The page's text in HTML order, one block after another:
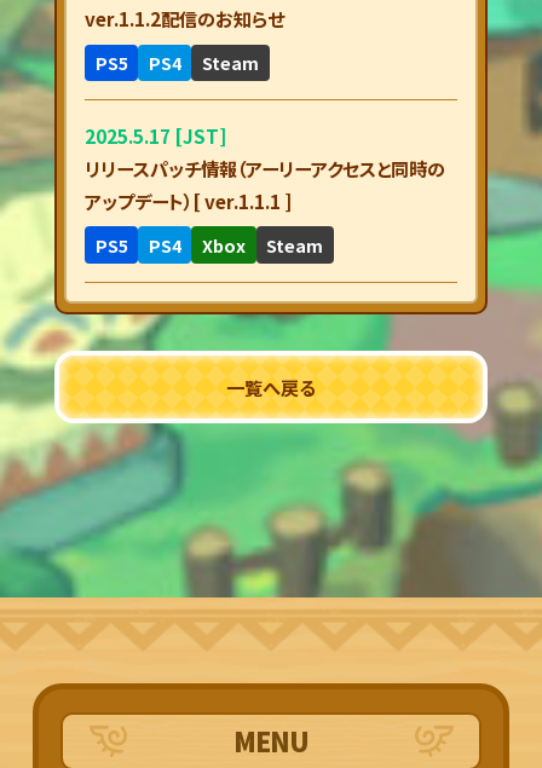
ver.1.1.2配信のお知らせ
PS5 PS4 Steam
2025.5.17 [JST]
リリースパッチ情報（アーリーアクセスと同時の
アップデート）[ ver.1.1.1 ]
PS5 PS4 Xbox Steam
一覧へ戻る
MENU